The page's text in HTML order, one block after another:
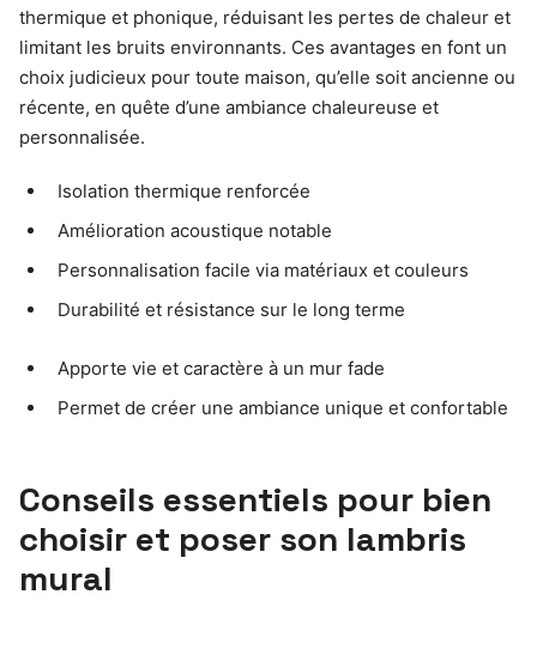
thermique et phonique, réduisant les pertes de chaleur et
limitant les bruits environnants. Ces avantages en font un
choix judicieux pour toute maison, qu’elle soit ancienne ou
récente, en quête d’une ambiance chaleureuse et
personnalisée.
Isolation thermique renforcée
Amélioration acoustique notable
Personnalisation facile via matériaux et couleurs
Durabilité et résistance sur le long terme
Apporte vie et caractère à un mur fade
Permet de créer une ambiance unique et confortable
Conseils essentiels pour bien
choisir et poser son lambris
mural